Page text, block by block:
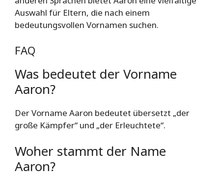
Auswahl für Eltern, die nach einem
bedeutungsvollen Vornamen suchen.
FAQ
Was bedeutet der Vorname
Aaron?
Der Vorname Aaron bedeutet übersetzt „der
große Kämpfer“ und „der Erleuchtete“.
Woher stammt der Name
Aaron?